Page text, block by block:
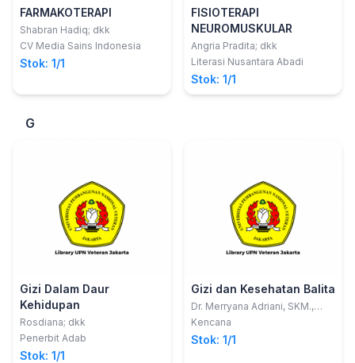
FARMAKOTERAPI
Shabran Hadiq; dkk
CV Media Sains Indonesia
Stok: 1/1
FISIOTERAPI
NEUROMUSKULAR
Angria Pradita; dkk
Literasi Nusantara Abadi
Stok: 1/1
G
Gizi Dalam Daur
Kehidupan
Rosdiana; dkk
Penerbit Adab
Stok: 1/1
Gizi dan Kesehatan Balita
Dr. Merryana Adriani, SKM.,
M.Kes.; Prof. dr. Bambang
Sp.Sp.GK.
Kencana
Stok: 1/1